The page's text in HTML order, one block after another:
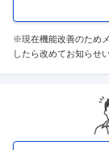
※現在機能改善のため
したら改めてお知らせ